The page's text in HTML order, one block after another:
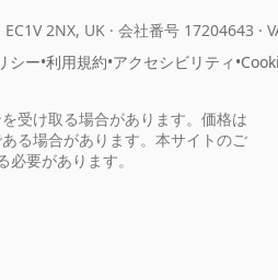
2NX, UK · 会社番号 17204643 ·
シー•利用規約•アクセシビリティ •
受け取る場合があります。価格は
る場合があります。本サイトのご
要があります。